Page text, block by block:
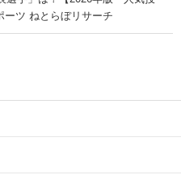
ーツ ねとらぼリサーチ